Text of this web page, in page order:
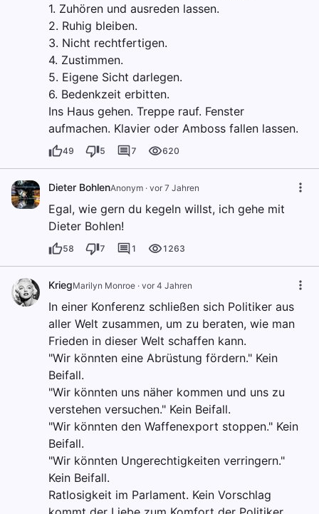
1. Zuhören und ausreden lassen.
2. Ruhig bleiben.
3. Nicht rechtfertigen.
4. Zustimmen.
5. Eigene Sicht darlegen.
6. Bedenkzeit erbitten.
Ins Haus gehen. Treppe rauf. Fenster
aufmachen. Klavier oder Amboss fallen lassen.
49 5 7 620
Dieter BohlenAnonym · vor 7 Jahren
Egal, wie gern du kegeln willst, ich gehe mit
Dieter Bohlen!
58 7 1 1263
KriegMarilyn Monroe · vor 4 Jahren
In einer Konferenz schließen sich Politiker aus
aller Welt zusammen, um zu beraten, wie man
Frieden in dieser Welt schaffen kann.
"Wir könnten eine Abrüstung fördern." Kein
Beifall.
"Wir könnten uns näher kommen und uns zu
verstehen versuchen." Kein Beifall.
"Wir könnten den Waffenexport stoppen." Kein
Beifall.
"Wir könnten Ungerechtigkeiten verringern."
Kein Beifall.
Ratlosigkeit im Parlament. Kein Vorschlag